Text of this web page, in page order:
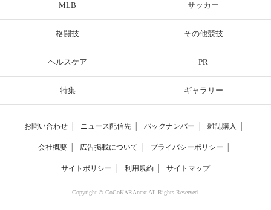
MLB サッカー
格闘技 その他競技
ヘルスケア PR
特集 ギャラリー
お問い合わせ ニュース配信先 バックナンバー 雑誌購入
会社概要 広告掲載について プライバシーポリシー
サイトポリシー 利用規約 サイトマップ
Copyright © CoCoKARAnext All Rights Reserved.